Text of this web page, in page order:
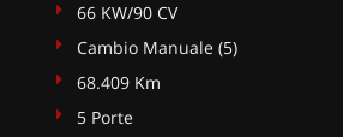
66 KW/90 CV
Cambio Manuale (5)
68.409 Km
5 Porte